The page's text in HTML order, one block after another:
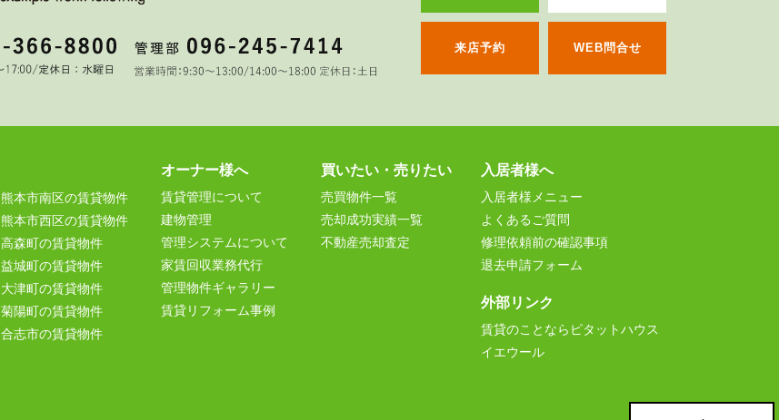
来店予約 WEB問合せ
熊本市南区の賃貸物件
熊本市西区の賃貸物件
高森町の賃貸物件
益城町の賃貸物件
大津町の賃貸物件
菊陽町の賃貸物件
合志市の賃貸物件
オーナー様へ
賃貸管理について
建物管理
管理システムについて
家賃回収業務代行
管理物件ギャラリー
賃貸リフォーム事例
買いたい・売りたい
売買物件一覧
売却成功実績一覧
不動産売却査定
入居者様へ
入居者様メニュー
よくあるご質問
修理依頼前の確認事項
退去申請フォーム
外部リンク
賃貸のことならピタットハウス
イエウール